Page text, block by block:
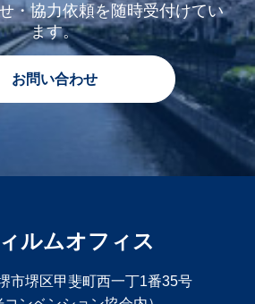
・協力依頼を随時受付けてい
ます。
お問い合わせ
ルムオフィス
市堺区甲斐町西一丁1番35号